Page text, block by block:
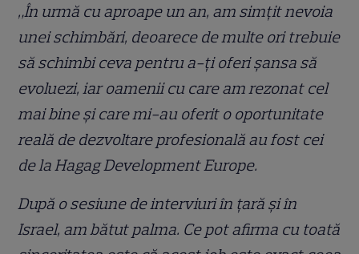
„În urmă cu aproape un an, am simțit nevoia
unei schimbări, deoarece de multe ori trebuie
să schimbi ceva pentru a-ți oferi șansa să
evoluezi, iar oamenii cu care am rezonat cel
mai bine și care mi-au oferit o oportunitate
reală de dezvoltare profesională au fost cei
de la Hagag Development Europe.
După o sesiune de interviuri în țară și în
Israel, am bătut palma. Ce pot afirma cu toată